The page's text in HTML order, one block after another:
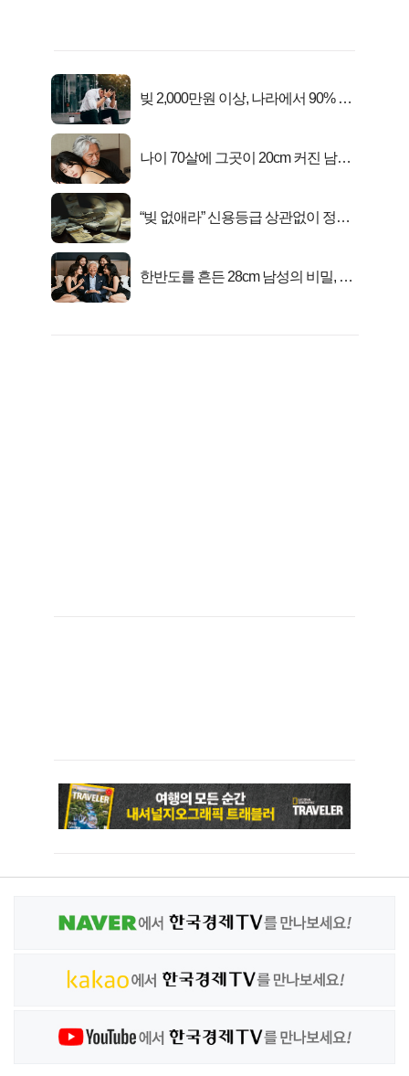
빚 2,000만원 이상, 나라에서 90% 갚
나이 70살에 그곳이 20cm 커진 남자..
“빚 없애라” 신용등급 상관없이 정부
한반도를 흔든 28cm 남성의 비밀, 매